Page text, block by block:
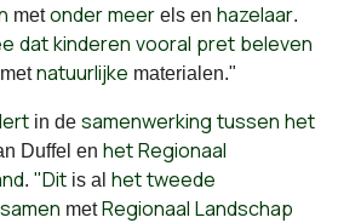
metondermeer els en hazelaar.
datkinderen vooral pret beleven
natuurlijke materialen."
in de samenwerking tussen het
Duffel en hetRegionaal
. "Dit is al hettweede
samen metRegionaal Landschap